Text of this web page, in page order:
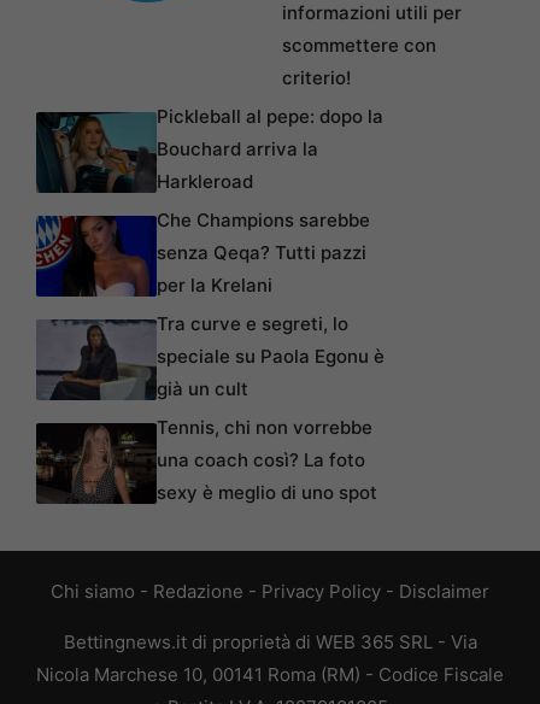
informazioni utili per
scommettere con
criterio!
Pickleball al pepe: dopo la
Bouchard arriva la
Harkleroad
Che Champions sarebbe
senza Qeqa? Tutti pazzi
per la Krelani
Tra curve e segreti, lo
speciale su Paola Egonu è
già un cult
Tennis, chi non vorrebbe
una coach così? La foto
sexy è meglio di uno spot
Chi siamo - Redazione - Privacy Policy - Disclaimer
Bettingnews.it di proprietà di WEB 365 SRL - Via
Nicola Marchese 10, 00141 Roma (RM) - Codice Fiscale